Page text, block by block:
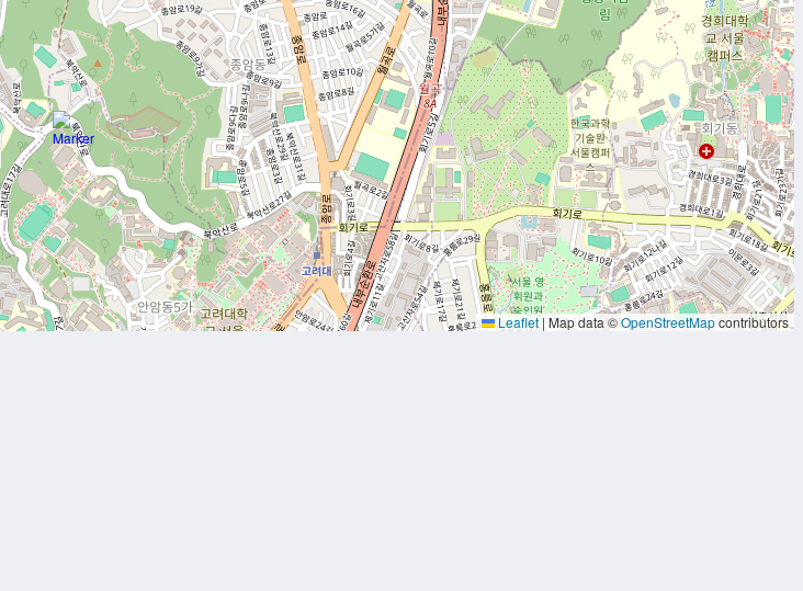
Leaflet |Map data ©OpenStreetMapcontributors